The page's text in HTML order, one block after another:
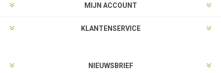
MIJN ACCOUNT
KLANTENSERVICE
NIEUWSBRIEF